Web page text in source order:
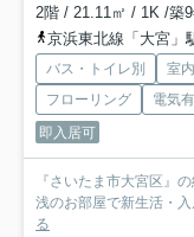
2階 / 21.11㎡ / 1K /築
京浜東北線「大宮」
バス・トイレ別 室
フローリング
電気有
即入居可
『さいたま市大宮区』
浅のお部屋で新生活・
る